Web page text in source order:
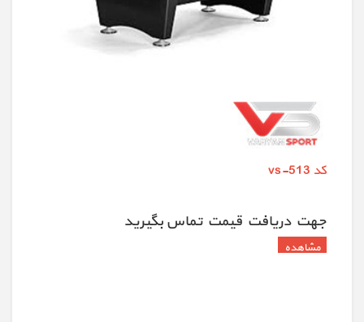
کد vs-513
جهت دريافت قيمت تماس بگيريد